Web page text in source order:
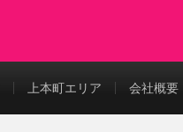
上本町エリア 会社概要